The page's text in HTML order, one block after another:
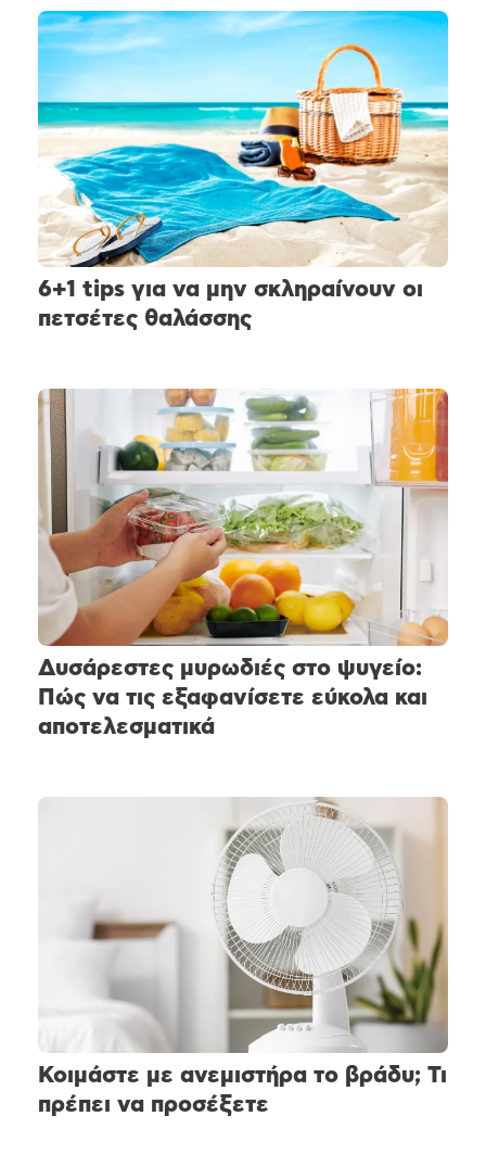
6+1 tips για να μην σκληραίνουν οι
πετσέτες θαλάσσης
Δυσάρεστες μυρωδιές στο ψυγείο:
Πώς να τις εξαφανίσετε εύκολα και
αποτελεσματικά
Κοιμάστε με ανεμιστήρα το βράδυ; Τι
πρέπει να προσέξετε